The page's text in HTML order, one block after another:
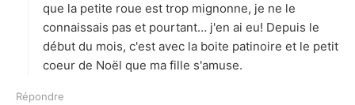
que la petite roue est trop mignonne, je ne le
connaissais pas et pourtant… j'en ai eu! Depuis le
début du mois, c'est avec la boite patinoire et le petit
coeur de Noël que ma fille s'amuse.
Répondre